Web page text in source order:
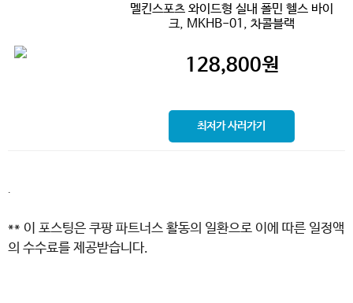
멜킨스포츠 와이드형 실내 폴민 헬스 바이
크, MKHB-01, 차콜블랙
128,800원
최저가 사러가기
.
** 이 포스팅은 쿠팡 파트너스 활동의 일환으로 이에 따른 일정액
의 수수료를 제공받습니다.